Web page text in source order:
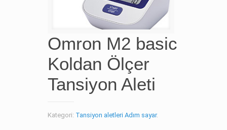
Omron M2 basic
Koldan Ölçer
Tansiyon Aleti
Kategori: Tansiyon aletleri Adım sayar.